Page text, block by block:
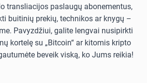
transliacijos paslaugų abonementus,
buitinių prekių, technikos ar knygų –
Pavyzdžiui, galite lengvai nusipirkti
kortelę su „Bitcoin“ ar kitomis kripto
beveik viską, ko Jums reikia!